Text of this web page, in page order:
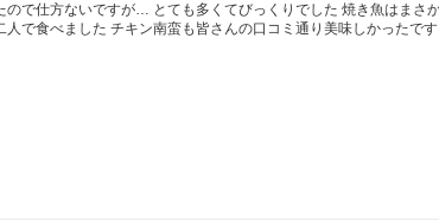
で仕方ないですが… とても多くてびっくりでした 焼き魚はまさ
で食べました チキン南蛮も皆さんの口コミ通り美味しかったです